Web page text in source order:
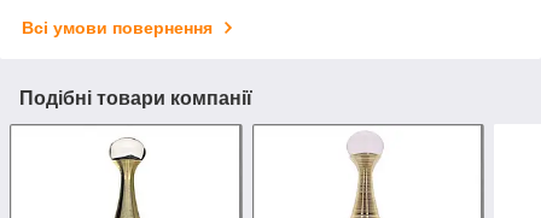
Всі умови повернення
Подібні товари компанії